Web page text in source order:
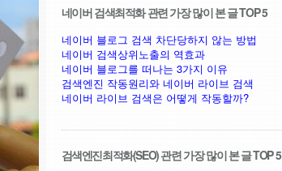
네이버 검색최적화 관련 가장 많이 본 글 TOP 5
네이버 블로그 검색 차단당하지 않는 방법
네이버 검색상위노출의 역효과
네이버 블로그를 떠나는 3가지 이유
검색엔진 작동원리와 네이버 라이브 검색
네이버 라이브 검색은 어떻게 작동할까?
검색엔진최적화(SEO) 관련 가장 많이 본 글 TOP 5